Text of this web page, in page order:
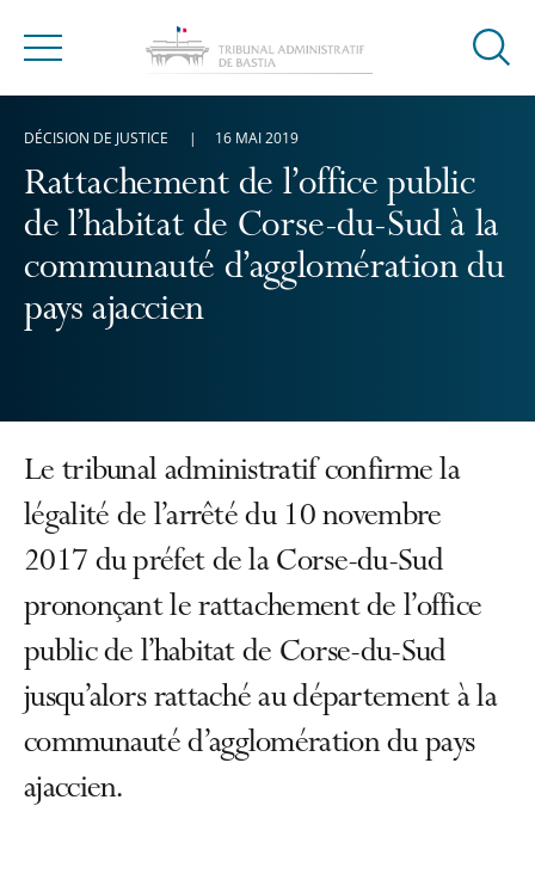
Menu
Ouvrir
Rattachement de l’office public
de l’habitat de Corse-du-Sud à la
communauté d’agglomération du
pays ajaccien
DÉCISION DE JUSTICE 16 MAI 2019
Le tribunal administratif confirme la
légalité de l’arrêté du 10 novembre
2017 du préfet de la Corse-du-Sud
prononçant le rattachement de l’office
public de l’habitat de Corse-du-Sud
jusqu’alors rattaché au département à la
communauté d’agglomération du pays
ajaccien.